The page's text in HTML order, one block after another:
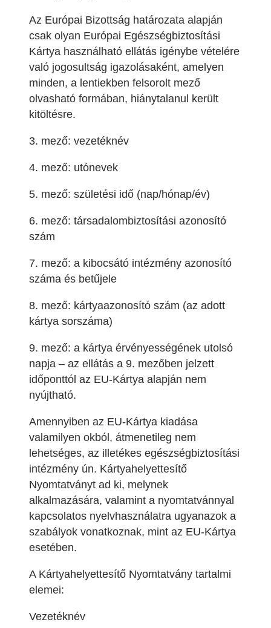
Az Európai Bizottság határozata alapján
csak olyan Európai Egészségbiztosítási
Kártya használható ellátás igénybe vételére
való jogosultság igazolásaként, amelyen
minden, a lentiekben felsorolt mező
olvasható formában, hiánytalanul került
kitöltésre.
3. mező: vezetéknév
4. mező: utónevek
5. mező: születési idő (nap/hónap/év)
6. mező: társadalombiztosítási azonosító
szám
7. mező: a kibocsátó intézmény azonosító
száma és betűjele
8. mező: kártyaazonosító szám (az adott
kártya sorszáma)
9. mező: a kártya érvényességének utolsó
napja – az ellátás a 9. mezőben jelzett
időponttól az EU-Kártya alapján nem
nyújtható.
Amennyiben az EU-Kártya kiadása
valamilyen okból, átmenetileg nem
lehetséges, az illetékes egészségbiztosítási
intézmény ún. Kártyahelyettesítő
Nyomtatványt ad ki, melynek
alkalmazására, valamint a nyomtatvánnyal
kapcsolatos nyelvhasználatra ugyanazok a
szabályok vonatkoznak, mint az EU-Kártya
esetében.
A Kártyahelyettesítő Nyomtatvány tartalmi
elemei:
Vezetéknév